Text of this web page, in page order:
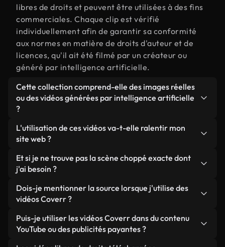
libres de droits et peuvent être utilisées à des fins
commerciales. Chaque clip est vérifié
individuellement afin de garantir sa conformité
aux normes en matière de droits d'auteur et de
licences, qu'il ait été filmé par un créateur ou
généré par intelligence artificielle.
Cette collection comprend-elle des images réelles
ou des vidéos générées par intelligence artificielle
?
Les deux. Il s'agit d'une bibliothèque hybride
composée de véritables images filmées par des
générées par IA. Chaque vidéo est clairement
identifiée afin que vous sachiez toujours ce que
vous utilisez.
L'utilisation de ces vidéos va-t-elle ralentir mon
site web ?
Sauf si vous choisissez nos versions optimisées.
Nous proposons des formats légers, prêts pour le
ils conservent une qualité élevée tout en
minimisant les temps de chargement et en
améliorant des indicateurs comme le LCP.
Et si je ne trouve pas la scène choppé exacte dont
j'ai besoin ?
Vous pouvez en créer une instantanément avec
Coverr AI Studio. Il vous suffit de décrire la scène,
Studio générera en quelques secondes une vidéo
personnalisée conforme à nos normes de licence.
Dois-je mentionner la source lorsque j'utilise des
vidéos Coverr ?
Aucune attribution n'est requise. Toutes les vidéos
de notre bibliothèque sont libres de droits et
Puis-je utiliser les vidéos Coverr dans du contenu
YouTube ou des publicités payantes ?
Oui. Toutes les séquences vidéo de Coverr peuvent